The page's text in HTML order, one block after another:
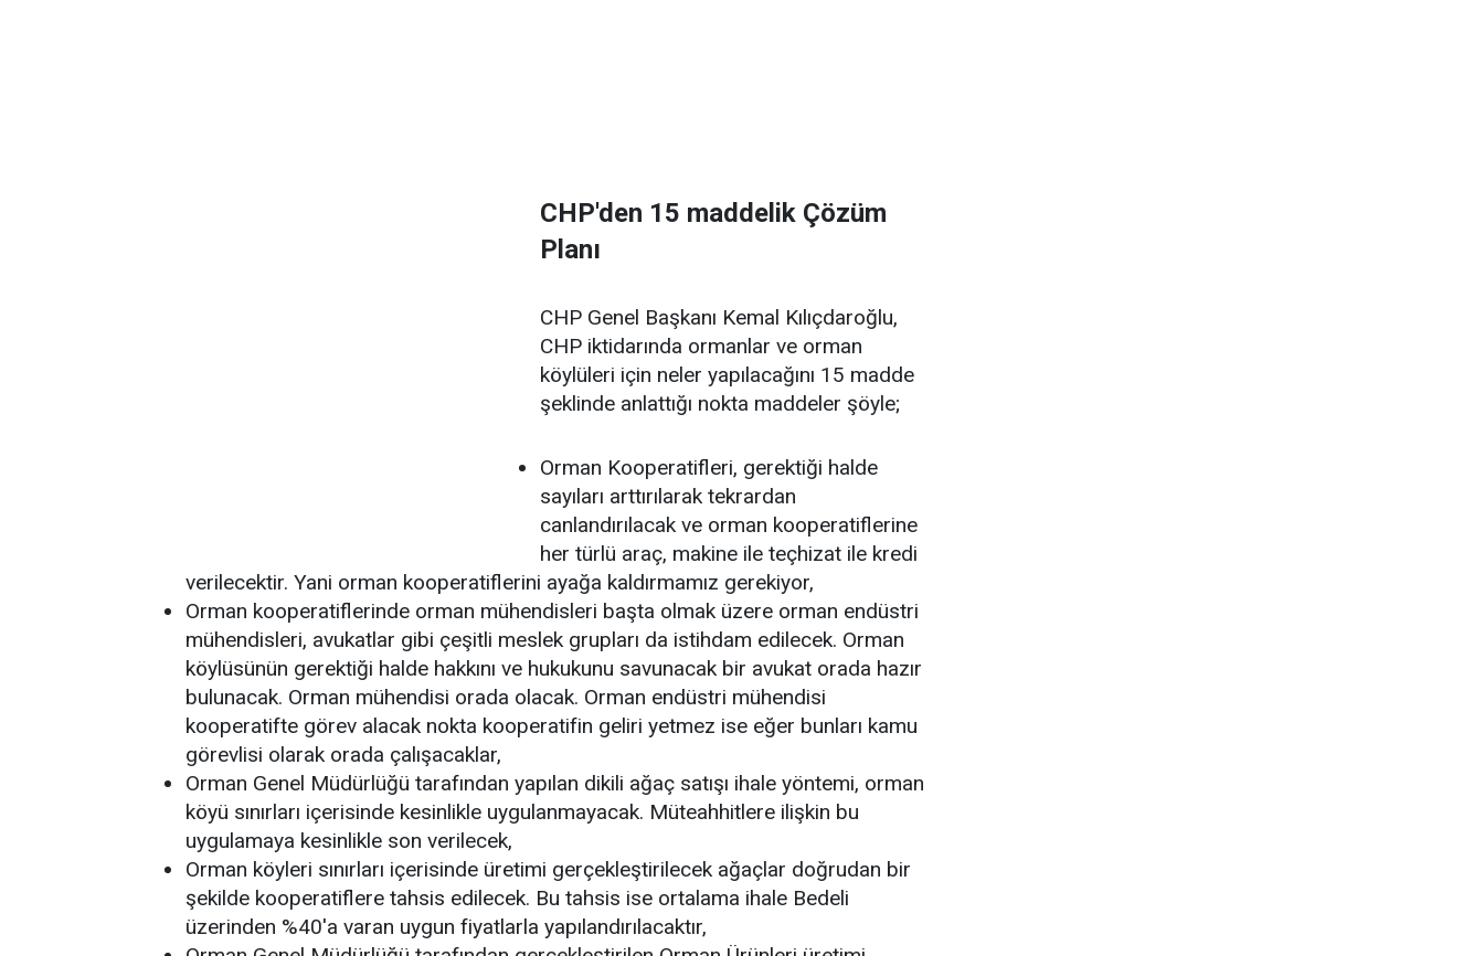
CHP'den 15 maddelik Çözüm
Planı
CHP Genel Başkanı Kemal Kılıçdaroğlu,
CHP iktidarında ormanlar ve orman
köylüleri için neler yapılacağını 15 madde
şeklinde anlattığı nokta maddeler şöyle;
Orman Kooperatifleri, gerektiği halde
sayıları arttırılarak tekrardan
canlandırılacak ve orman kooperatiflerine
her türlü araç, makine ile teçhizat ile kredi
verilecektir. Yani orman kooperatiflerini ayağa kaldırmamız gerekiyor,
Orman kooperatiflerinde orman mühendisleri başta olmak üzere orman endüstri
mühendisleri, avukatlar gibi çeşitli meslek grupları da istihdam edilecek. Orman
köylüsünün gerektiği halde hakkını ve hukukunu savunacak bir avukat orada hazır
bulunacak. Orman mühendisi orada olacak. Orman endüstri mühendisi
kooperatifte görev alacak nokta kooperatifin geliri yetmez ise eğer bunları kamu
görevlisi olarak orada çalışacaklar,
Orman Genel Müdürlüğü tarafından yapılan dikili ağaç satışı ihale yöntemi, orman
köyü sınırları içerisinde kesinlikle uygulanmayacak. Müteahhitlere ilişkin bu
uygulamaya kesinlikle son verilecek,
Orman köyleri sınırları içerisinde üretimi gerçekleştirilecek ağaçlar doğrudan bir
şekilde kooperatiflere tahsis edilecek. Bu tahsis ise ortalama ihale Bedeli
üzerinden %40'a varan uygun fiyatlarla yapılandırılacaktır,